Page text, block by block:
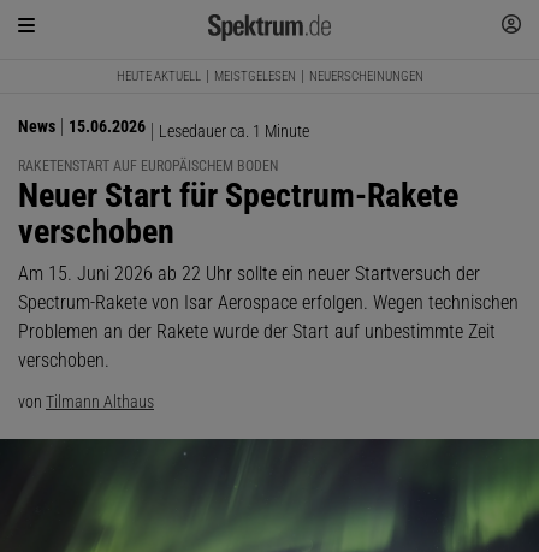
HEUTE AKTUELL MEISTGELESEN NEUERSCHEINUNGEN
News 15.06.2026 Lesedauer ca. 1 Minute
RAKETENSTART AUF EUROPÄISCHEM BODEN
:
Neuer Start für Spectrum-Rakete
verschoben
Am 15. Juni 2026 ab 22 Uhr sollte ein neuer Startversuch der
Spectrum-Rakete von Isar Aerospace erfolgen. Wegen technischen
Problemen an der Rakete wurde der Start auf unbestimmte Zeit
verschoben.
von Tilmann Althaus